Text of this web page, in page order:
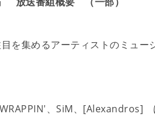
を集めるアーティストのミュー
、SiM、[Alexandros]